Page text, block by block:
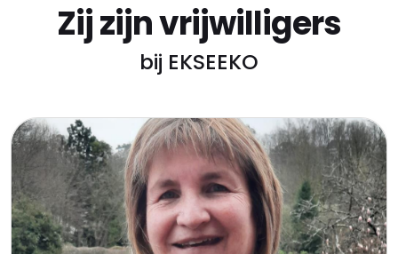
Zij zijn vrijwilligers
bij EKSEEKO